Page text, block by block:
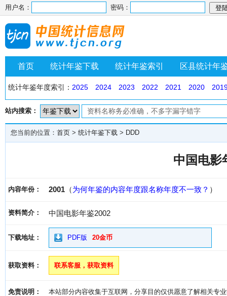
用户名： 密码：
首页 统计年鉴下载 统计年鉴索引 区县统计年
统计年鉴年度索引： 2025 2024 2023 2022 2021 2020
站内搜索：
您当前的位置： 首页 > 统计年鉴下载 > DDD
中国电影
内容年份： 2001 （为何年鉴的内容年度跟名称年度不一致？ ）
资料简介： 中国电影年鉴2002
下载地址： PDF版 20金币
获取资料： 联系客服，获取资料
免责说明： 本站部分内容收集于互联网，分享目的仅供愿意了解相关专